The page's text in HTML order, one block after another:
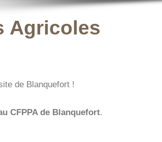
Agricoles
de Blanquefort !
CFPPA de Blanquefort.